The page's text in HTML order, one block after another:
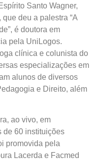
Santo Wagner,
deu a palestra “A
é doutora em
pela UniLogos.
clínica e colunista do
especializações em
alunos de diversos
e Direito, além
ao vivo, em
de 60 instituições
promovida pela
Lacerda e Facmed